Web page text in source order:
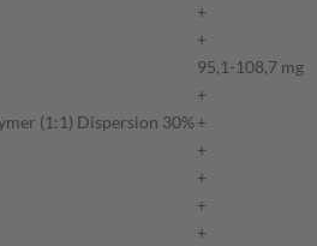
+
+
95,1-108,7 mg
+
(1:1) Dispersion 30%+
+
+
+
+